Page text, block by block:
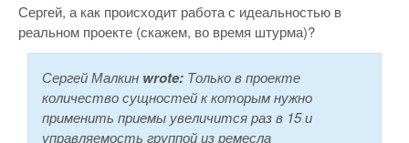
Сергей, а как происходит работа с идеальностью в
реальном проекте (скажем, во время штурма)?
Сергей Малкин wrote: Только в проекте
количество сущностей к которым нужно
применить приемы увеличится раз в 15 и
управляемость группой из ремесла